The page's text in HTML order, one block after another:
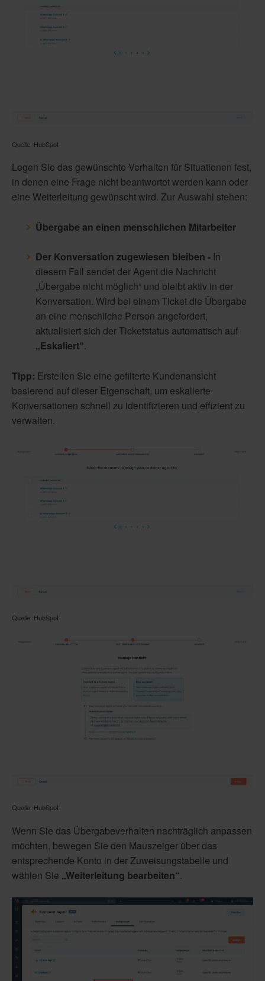
Quelle: HubSpot
Legen Sie das gewünschte Verhalten für Situationen fest,
in denen eine Frage nicht beantwortet werden kann oder
eine Weiterleitung gewünscht wird. Zur Auswahl stehen:
Übergabe an einen menschlichen Mitarbeiter
Der Konversation zugewiesen bleiben - In
diesem Fall sendet der Agent die Nachricht
„Übergabe nicht möglich“ und bleibt aktiv in der
Konversation. Wird bei einem Ticket die Übergabe
an eine menschliche Person angefordert,
aktualisiert sich der Ticketstatus automatisch auf
„Eskaliert“.
Tipp: Erstellen Sie eine gefilterte Kundenansicht
basierend auf dieser Eigenschaft, um eskalierte
Konversationen schnell zu identifizieren und effizient zu
verwalten.
Quelle: HubSpot
Quelle: HubSpot
Wenn Sie das Übergabeverhalten nachträglich anpassen
möchten, bewegen Sie den Mauszeiger über das
entsprechende Konto in der Zuweisungstabelle und
wählen Sie „Weiterleitung bearbeiten“.